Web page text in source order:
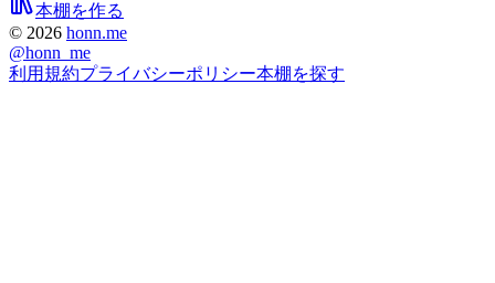
本棚を作る
© 2026 honn.me
@honn_me
利用規約プライバシーポリシー本棚を探す